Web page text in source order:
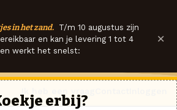
in het zand. T/m 10 augustus zijn
en kan je levering 1 tot 4
werkt het snelst:
×
erbij?